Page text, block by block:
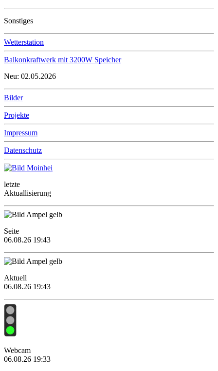
Sonstiges
Wetterstation
Balkonkraftwerk mit 3200W Speicher
Neu: 02.05.2026
Bilder
Projekte
Impressum
Datenschutz
letzte
Aktuallisierung
Seite
06.08.26 19:43
Aktuell
06.08.26 19:43
Webcam
06.08.26 19:33